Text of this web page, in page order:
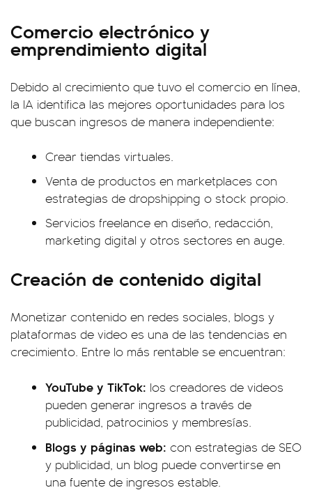
Comercio electrónico y
emprendimiento digital
Debido al crecimiento que tuvo el comercio en línea,
la IA identifica las mejores oportunidades para los
que buscan ingresos de manera independiente:
Crear tiendas virtuales.
Venta de productos en marketplaces con
estrategias de dropshipping o stock propio.
Servicios freelance en diseño, redacción,
marketing digital y otros sectores en auge.
Creación de contenido digital
Monetizar contenido en redes sociales, blogs y
plataformas de video es una de las tendencias en
crecimiento. Entre lo más rentable se encuentran:
YouTube y TikTok: los creadores de videos
pueden generar ingresos a través de
publicidad, patrocinios y membresías.
Blogs y páginas web: con estrategias de SEO
y publicidad, un blog puede convertirse en
una fuente de ingresos estable.